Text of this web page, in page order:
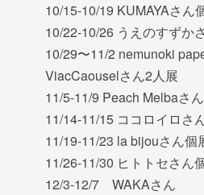
10/15-10/19 KUMAYAさん
10/22-10/26 うえのすずか
10/29〜11/2 nemunoki
ViacCaouselさん2人展
11/5-11/9 Peach Melbaさ
11/14-11/15 ココロイロさ
11/19-11/23 la bijouさん個
11/26-11/30 ヒトトセさん
12/3-12/7 WAKAさん